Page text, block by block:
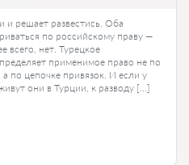
и решает развестись. Оба
по российскому праву —
всего, нет. Турецкое
применимое право не по
по цепочке привязок. И если у
они в Турции, к разводу […]